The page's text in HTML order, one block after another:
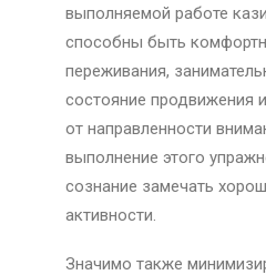
выполняемой работе
способны быть
переживания,
состояние продвижения
от направленности
выполнение этого
сознание замечать
активности.
Значимо также